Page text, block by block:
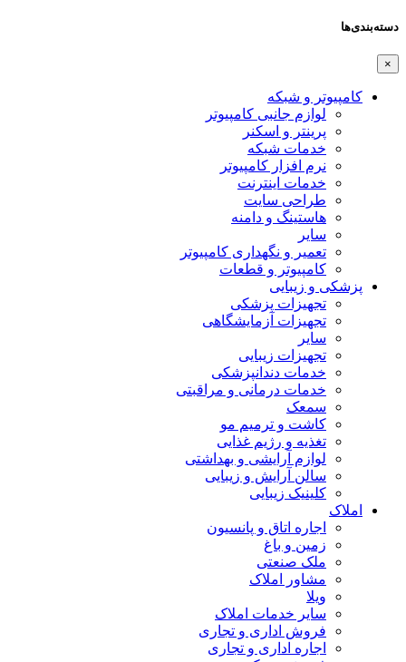
دسته‌بندی‌ها
×
کامپیوتر و شبکه
لوازم جانبی کامپیوتر
پرینتر و اسکنر
خدمات شبکه
نرم افزار کامپیوتر
خدمات اینترنت
طراحی سایت
هاستینگ و دامنه
سایر
تعمیر و نگهداری کامپیوتر
کامپیوتر و قطعات
پزشکی و زیبایی
تجهیزات پزشکی
تجهیزات آزمایشگاهی
سایر
تجهیزات زیبایی
خدمات دندانپزشکی
خدمات درمانی و مراقبتی
سمعک
کاشت و ترمیم مو
تغذیه و رژیم غذایی
لوازم آرایشی و بهداشتی
سالن آرایش و زیبایی
کلینیک زیبایی
املاک
اجاره اتاق و پانسیون
زمین و باغ
ملک صنعتی
مشاور املاک
ویلا
سایر خدمات املاک
فروش اداری و تجاری
اجاره اداری و تجاری